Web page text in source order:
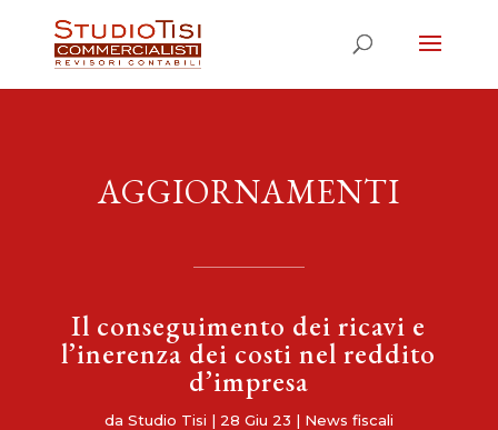
AGGIORNAMENTI
Il conseguimento dei ricavi e
l’inerenza dei costi nel reddito
d’impresa
da Studio Tisi | 28 Giu 23 | News fiscali